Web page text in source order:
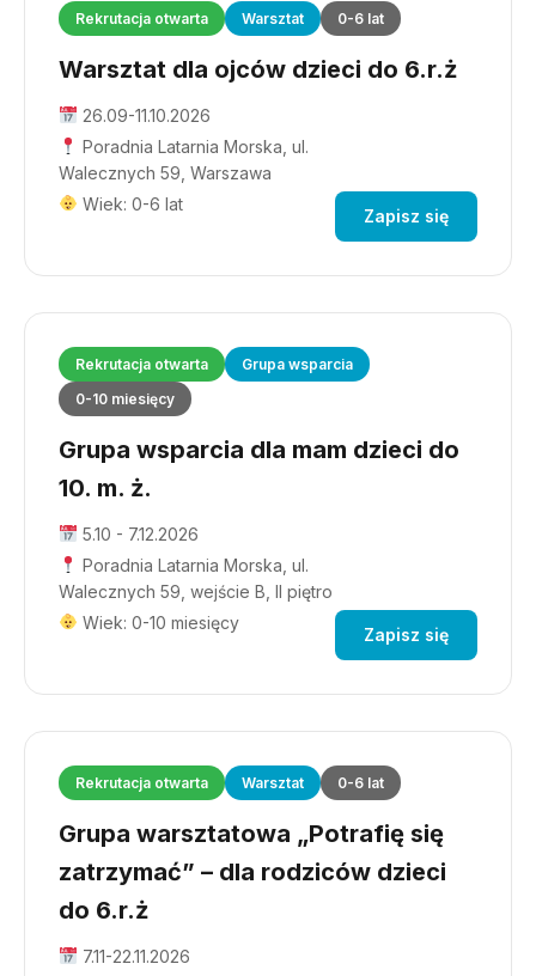
Rekrutacja otwarta Warsztat 0-6 lat
Warsztat dla ojców dzieci do 6.r.ż
26.09-11.10.2026
Poradnia Latarnia Morska, ul.
Walecznych 59, Warszawa
Wiek: 0-6 lat
Zapisz się
Rekrutacja otwarta
Grupa wsparcia
0-10 miesięcy
Grupa wsparcia dla mam dzieci do
10. m. ż.
5.10 - 7.12.2026
Poradnia Latarnia Morska, ul.
Walecznych 59, wejście B, II piętro
Wiek: 0-10 miesięcy
Zapisz się
Rekrutacja otwarta Warsztat 0-6 lat
Grupa warsztatowa „Potrafię się
zatrzymać” – dla rodziców dzieci
do 6.r.ż
7.11-22.11.2026